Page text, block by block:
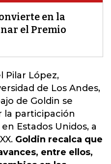
en la
el Premio
Pilar López,
de Los Andes,
de Goldin se
la participación
Estados Unidos, a
Goldin recalca que
entre ellos,